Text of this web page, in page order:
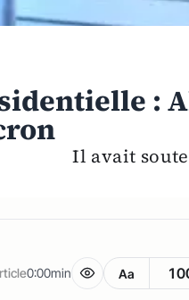
:
Il avait
0:00min Aa